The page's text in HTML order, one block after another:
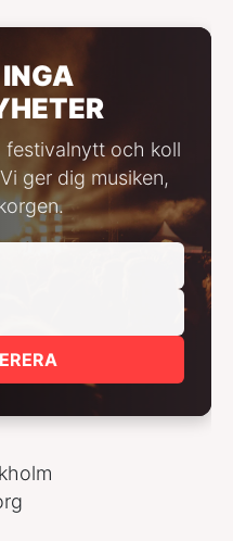
festivalnytt och koll
ger dig musiken,